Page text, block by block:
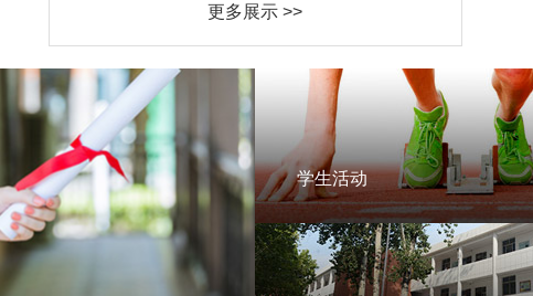
更多展示 >>
学生活动
学生活动